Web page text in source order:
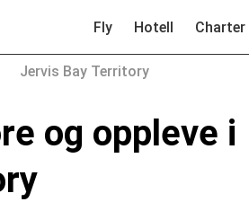
Fly Hotell Charter
Jervis Bay Territory
og oppleve i